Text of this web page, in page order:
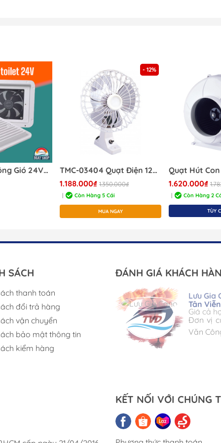
Quạt Hút Thông Gió 24VDC, Chất Liệu Nhựa 24V - Hút Êm, Kích Thước 175*155mm, Mã S90454-24 Hàng Mới 100%,
- 12%
TMC-03404 Quạt Điện 12V, 193CFM Kích Thước 16x18x23cm,
1.188.000₫ 1.350.000₫
| Còn Hàng 5 Cái
MUA NGAY
1.620.000₫
| Còn Hàng 2
TÙY
SÁCH
thanh toán
đổi trả hàng
vận chuyển
bảo mật thông tin
kiểm hàng
ĐÁNH GIÁ KHÁCH
Tân
Đơn vị
Văn
Corsair
Cung
Triac
Chúng
Việt
Lưu Gia
Giá cả
KẾT NỐI VỚI CHÚNG